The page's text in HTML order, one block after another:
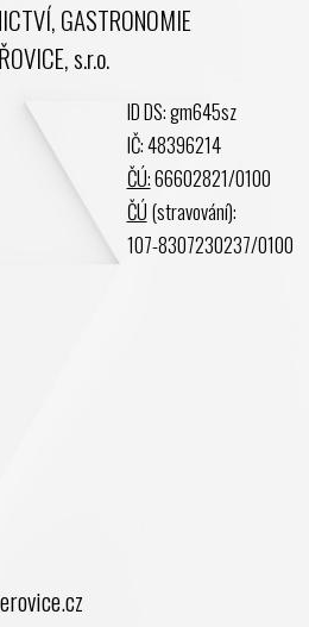
GASTRONOMIE
s.r.o.
ID DS: gm645sz
IČ: 48396214
ČÚ:66602821/0100
ČÚ (stravování):
107-8307230237/0100